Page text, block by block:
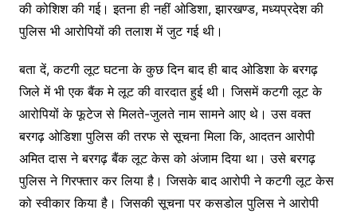
की कोशिश की गई। इतना ही नहीं ओडिशा, झारखण्ड, मध्यप्रदेश की
पुलिस भी आरोपियों की तलाश में जुट गई थी।
बता दें, कटगी लूट घटना के कुछ दिन बाद ही बाद ओडिशा के बरगढ़
जिले में भी एक बैंक मे लूट की वारदात हुई थी। जिसमें कटगी लूट के
आरोपियों के फूटेज से मिलते-जुलते नाम सामने आए थे। उस वक्त
बरगढ़ ओडिशा पुलिस की तरफ से सूचना मिला कि, आदतन आरोपी
अमित दास ने बरगढ़ बैंक लूट केस को अंजाम दिया था। उसे बरगढ़
पुलिस ने गिरफ्तार कर लिया है। जिसके बाद आरोपी ने कटगी लूट केस
को स्वीकार किया है। जिसकी सूचना पर कसडोल पुलिस ने आरोपी